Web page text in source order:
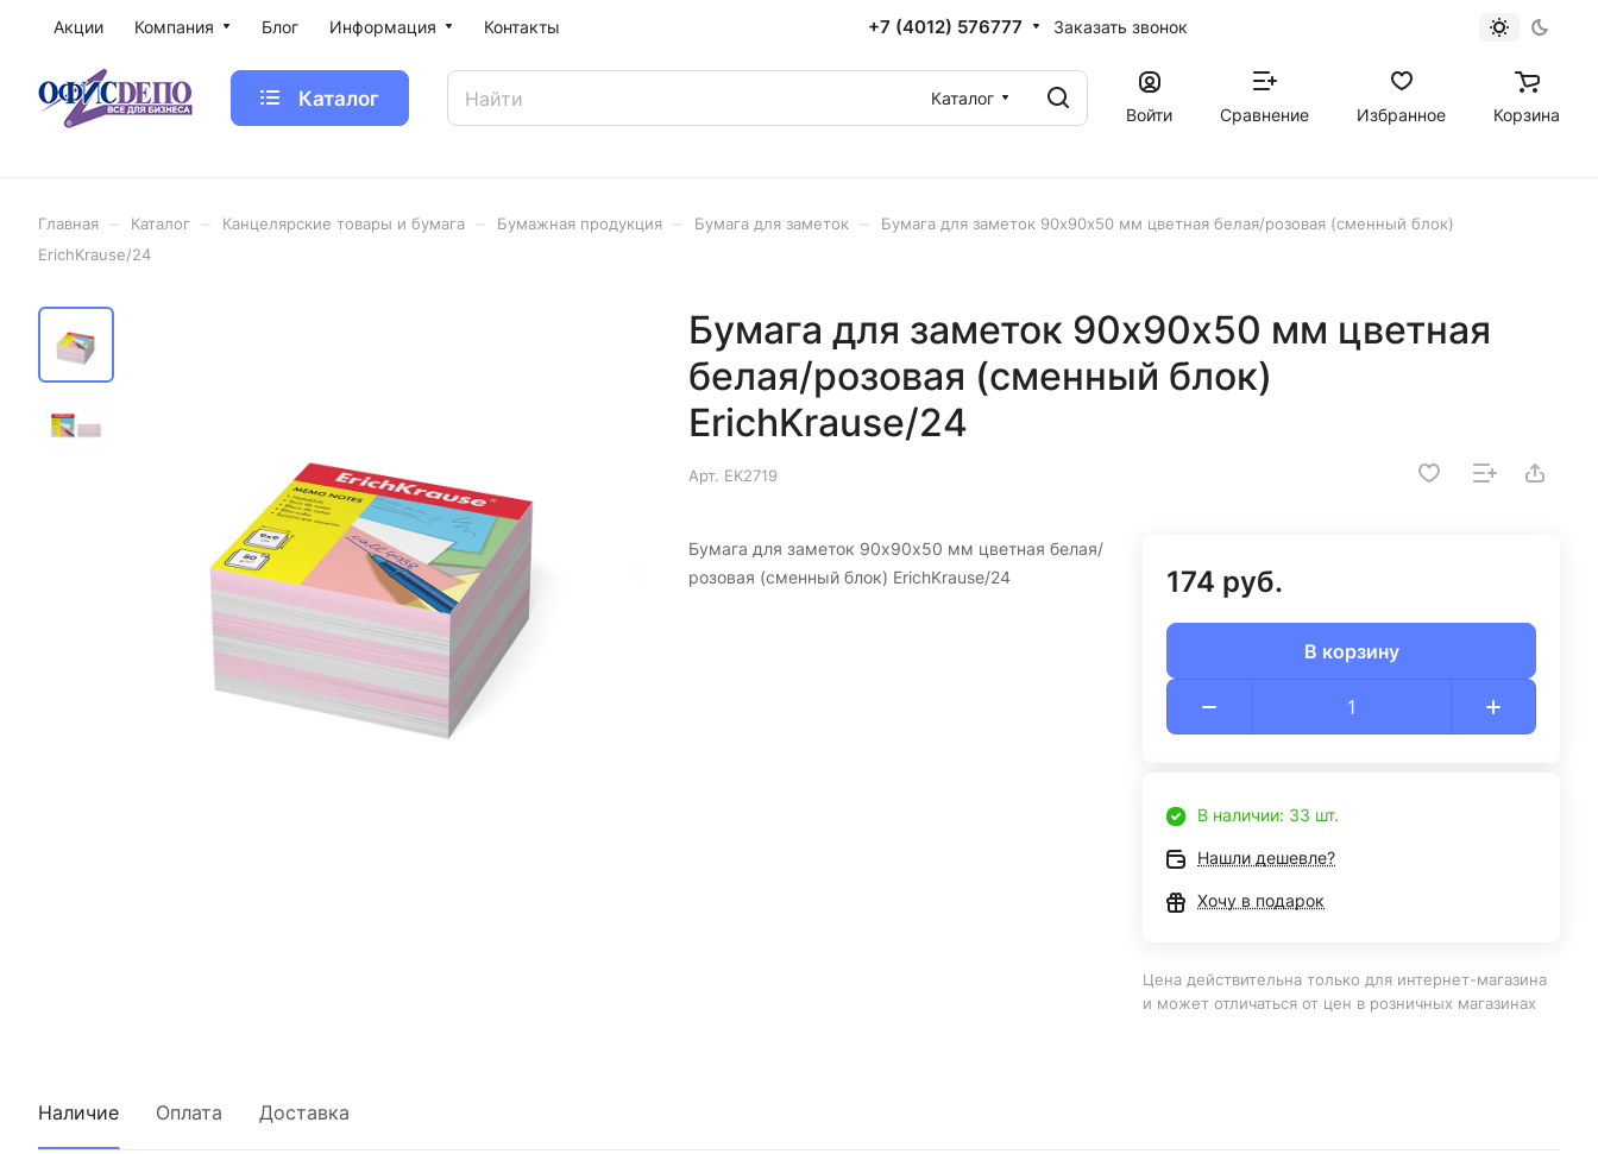
Акции Компания Блог Информация Контакты +7 (4012) 576777 Заказать звонок
Каталог
Каталог
Войти
Сравнение Избранное Корзина
Главная Каталог Канцелярские товары и бумага Бумажная продукция Бумага для заметок
Бумага для заметок 90х90х50 мм цветная белая/розовая (сменный блок)
ErichKrause/24
Бумага для заметок 90х90х50 мм цветная
белая/розовая (сменный блок)
ErichKrause/24
Арт. EK2719
Бумага для заметок 90х90х50 мм цветная белая/
розовая (сменный блок) ErichKrause/24
174 руб.
В корзину
В наличии: 33 шт.
Нашли дешевле?
Хочу в подарок
Цена действительна только для интернет-магазина
и может отличаться от цен в розничных магазинах
Наличие Оплата Доставка